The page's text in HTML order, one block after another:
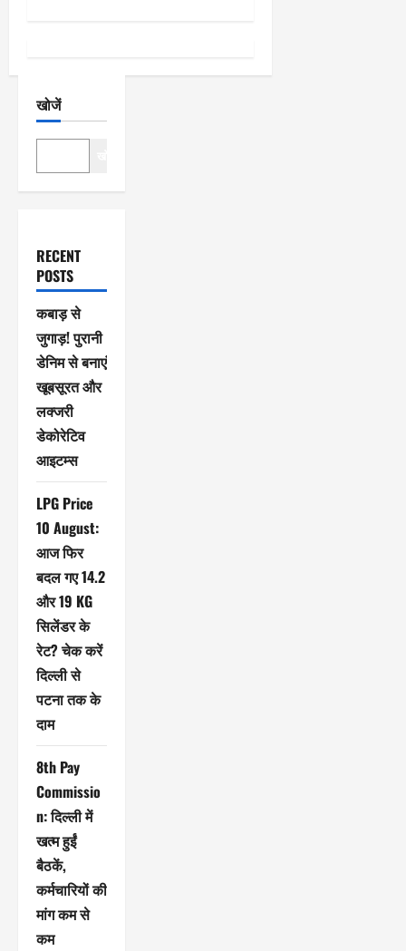
खोजें
RECENT
POSTS
कबाड़ से
जुगाड़! पुरानी
डेनिम से बनाएं
खूबसूरत और
लक्जरी
डेकोरेटिव
आइटम्स
LPG Price
10 August:
आज फिर
बदल गए 14.2
और 19 KG
सिलेंडर के
रेट? चेक करें
दिल्ली से
पटना तक के
दाम
8th Pay
Commissio
n: दिल्ली में
खत्म हुईं
बैठकें,
कर्मचारियों की
मांग कम से
कम